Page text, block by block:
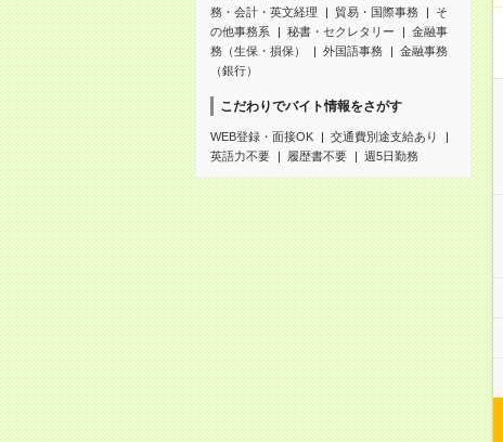
務・会計・英文経理
貿易・国際事務
そ
の他事務系
秘書・セクレタリー
金融事
務（生保・損保）
外国語事務
金融事務
（銀行）
こだわりでバイト情報をさがす
WEB登録・面接OK
交通費別途支給あり
英語力不要
履歴書不要 週5日勤務